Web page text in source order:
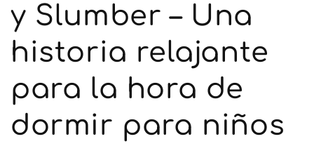
y Slumber – Una
historia relajante
para la hora de
dormir para niños